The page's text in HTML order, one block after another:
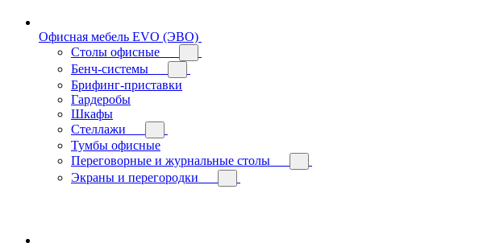
Офисная мебель EVO (ЭВО)
Cтолы офисные
Бенч-системы
Брифинг-приставки
Гардеробы
Шкафы
Стеллажи
Тумбы офисные
Переговорные и журнальные столы
Экраны и перегородки